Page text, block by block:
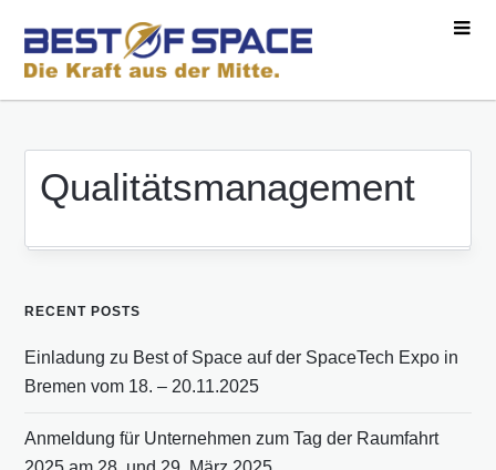
Qualitätsmanagement
RECENT POSTS
Einladung zu Best of Space auf der SpaceTech Expo in
Bremen vom 18. – 20.11.2025
Anmeldung für Unternehmen zum Tag der Raumfahrt